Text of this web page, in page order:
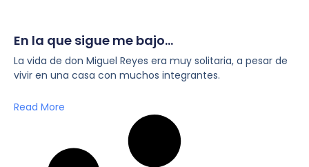
En la que sigue me bajo…
La vida de don Miguel Reyes era muy solitaria, a pesar de
vivir en una casa con muchos integrantes.
Read More